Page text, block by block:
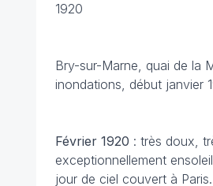
1920
Bry-sur-Marne, quai de la
inondations, début janvier
Février 1920 : très doux,
exceptionnellement
jour de ciel couvert à Paris.